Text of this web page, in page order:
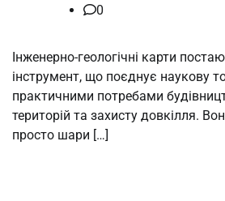
0
Інженерно-геологічні карти
інструмент, що поєднує наукову
практичними потребами
територій та захисту довкілля.
просто шари […]